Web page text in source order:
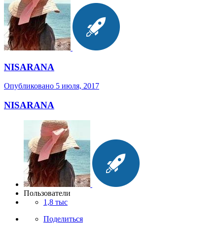
NISARANA
Опубликовано 5 июля, 2017
NISARANA
Пользователи
1,8 тыс
Поделиться